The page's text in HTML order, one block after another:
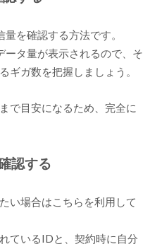
を確認する方法です。
タ量が表示されるので、そ
ギガ数を把握しましょう。
で目安になるため、完全に
認する
い場合はこちらを利用して
ているIDと、契約時に自分